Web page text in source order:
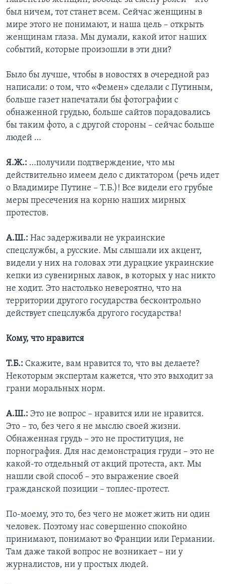
был ничем, тот станет всем. Сейчас женщины в
мире этого не понимают, и наша цель – открыть
женщинам глаза. Мы думали, какой итог наших
событий, которые произошли в эти дни?
Было бы лучше, чтобы в новостях в очередной раз
написали: о том, что «Фемен» сделали с Путиным,
больше газет напечатали бы фотографии с
обнаженной грудью, больше сайтов порадовались
бы таким фото, а с другой стороны – сейчас больше
людей …
Я.Ж.: …получили подтверждение, что мы
действительно имеем дело с диктатором (речь идет
о Владимире Путине – Т.Б.)! Все видели его грубые
меры пресечения на корню наших мирных
протестов.
А.Ш.: Нас задерживали не украинские
спецслужбы, а русские. Мы слышали их акцент,
видели у них на головах эти дурацкие украинские
кепки из сувенирных лавок, в которых у нас никто
не ходит. Это настолько невероятно, что на
территории другого государства бесконтрольно
действует спецслужба другого государства!
Кому, что нравится
Т.Б.: Скажите, вам нравится то, что вы делаете?
Некоторым экспертам кажется, что это выходит за
грани моральных норм.
А.Ш.: Это не вопрос – нравится или не нравится.
Это – то, без чего я не мыслю своей жизни.
Обнаженная грудь – это не проституция, не
порнография. Для нас демонстрация груди – это не
какой-то отдельный от акций протеста, акт. Мы
нашли свой способ – это выражение своей
гражданской позиции – топлес-протест.
По-моему, это то, без чего не может жить ни один
человек. Поэтому нас совершенно спокойно
принимают, понимают во Франции или Германии.
Там даже такой вопрос не возникает – ни у
журналистов, ни у простых людей.